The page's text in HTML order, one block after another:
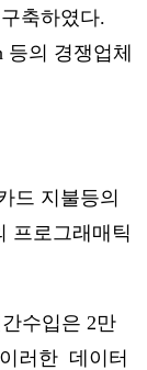
축하였다.
의 경쟁업체
드 지불등의
프로그래매틱
수입은 2만
러한 데이터